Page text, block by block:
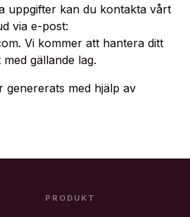
uppgifter kan du kontakta vårt
via e-post:
Vi kommer att hantera ditt
gällande lag.
genererats med hjälp av
PRODUKT